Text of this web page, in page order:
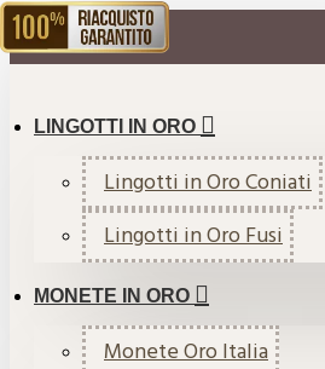
MENU
LINGOTTI IN ORO
Lingotti in Oro Coniati
Lingotti in Oro Fusi
MONETE IN ORO
Monete Oro Italia
RIACQUISTO GARANTITO